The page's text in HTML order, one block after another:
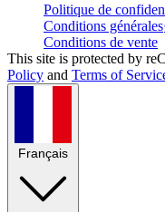
Politique de
Conditions générales
Conditions de vente
This site is protected by
Policy and Terms of
Français